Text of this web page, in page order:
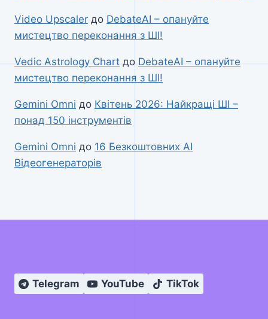
Video Upscaler до DebateAI – опануйте
мистецтво переконання з ШІ!
Vedic Astrology Chart до DebateAI – опануйте
мистецтво переконання з ШІ!
Gemini Omni до Квітень 2026: Найкращі ШІ –
понад 150 інструментів
Gemini Omni до 16 Безкоштовних AI
Відеогенераторів
Telegram YouTube TikTok